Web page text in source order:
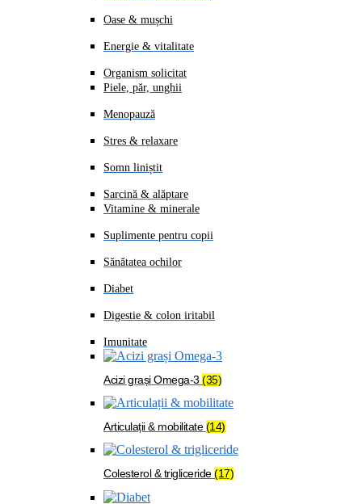
Oase & mușchi
Energie & vitalitate
Organism solicitat
Piele, păr, unghii
Menopauză
Stres & relaxare
Somn liniștit
Sarcină & alăptare
Vitamine & minerale
Suplimente pentru copii
Sănătatea ochilor
Diabet
Digestie & colon iritabil
Imunitate
Acizi grași Omega-3 (35)
Articulații & mobilitate(14)
Colesterol & trigliceride(17)